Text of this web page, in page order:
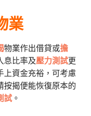
業
物業作出借貸或擔
息比率及壓力測試更
上資金充裕，可考慮
按揭便能恢復原本的
試。